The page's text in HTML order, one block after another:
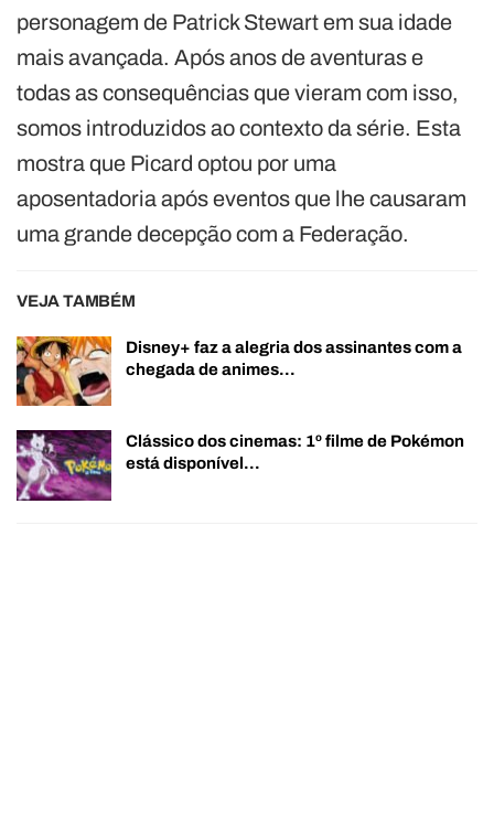
personagem de Patrick Stewart em sua idade
mais avançada. Após anos de aventuras e
todas as consequências que vieram com isso,
somos introduzidos ao contexto da série. Esta
mostra que Picard optou por uma
aposentadoria após eventos que lhe causaram
uma grande decepção com a Federação.
VEJA TAMBÉM
Disney+ faz a alegria dos assinantes com a
chegada de animes…
Clássico dos cinemas: 1º filme de Pokémon
está disponível…